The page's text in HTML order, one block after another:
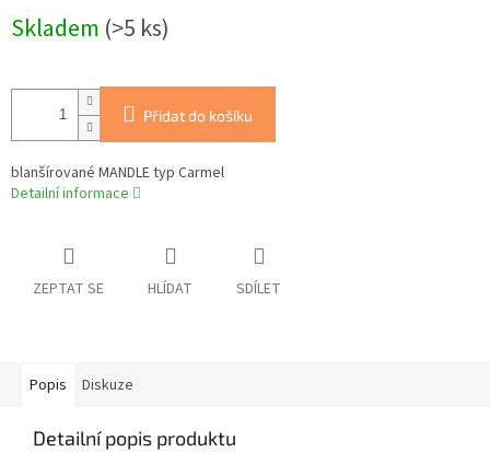
cena:
Skladem (>5 ks)
Přidat do košíku
blanšírované MANDLE typ Carmel
Detailní informace
ZEPTAT SE HLÍDAT SDÍLET
Popis Diskuze
Detailní popis produktu